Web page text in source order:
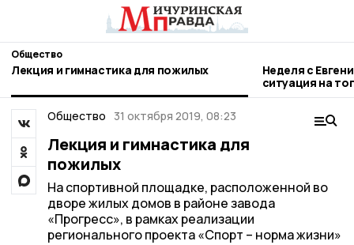
Общество
Лекция и гимнастика для пожилых
Неделя с
ситуация на
городе и
Общество
31 октября 2019, 08:23
Лекция и гимнастика для
пожилых
На спортивной площадке, расположенной во
дворе жилых домов в районе завода
«Прогресс», в рамках реализации
регионального проекта «Спорт – норма жизни»